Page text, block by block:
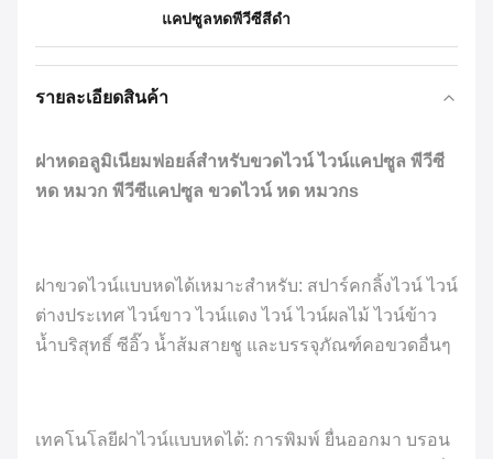
แคปซูลหดพีวีซีสีดำ
รายละเอียดสินค้า
ฝาหดอลูมิเนียมฟอยล์สำหรับขวดไวน์ ไวน์แคปซูล พีวีซี
หด หมวก พีวีซีแคปซูล ขวดไวน์ หด หมวกs
ฝาขวดไวน์แบบหดได้เหมาะสำหรับ: สปาร์คกลิ้งไวน์ ไวน์
ต่างประเทศ ไวน์ขาว ไวน์แดง ไวน์ ไวน์ผลไม้ ไวน์ข้าว
น้ำบริสุทธิ์ ซีอิ๊ว น้ำส้มสายชู และบรรจุภัณฑ์คอขวดอื่นๆ
เทคโนโลยีฝาไวน์แบบหดได้: การพิมพ์ ยื่นออกมา บรอน